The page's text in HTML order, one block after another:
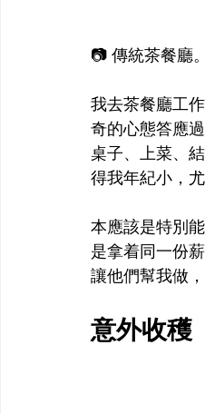
📷 傳統茶餐廳
我去茶餐廳工
奇的心態答應
桌子、上菜、
得我年紀小，
本應該是特別
是拿着同一份
讓他們幫我做
意外收穫